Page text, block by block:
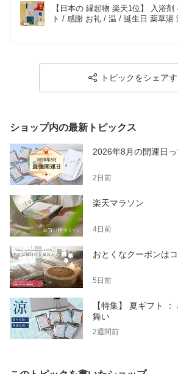
も励みになります。
これからも皆様の大切な瞬間に寄り添える商
う努めてまいります。またのご利用を心より
【日本の 縁起物 楽天1位】 入浴
ト / 感謝 お礼 / 温 / 誕生日 薬草湯
トピックをシェア
ショップ内の最新トピックス
2026年8月の開運日っ
2日前
楽天マラソン
4日前
おとくなクーポンは
5日前
【特集】 夏ギフト
舞い
2週間前